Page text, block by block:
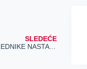
SLEDEĆE
BLOKADERI preobučeni u POLJOPRIVREDNIKE NASTAVLJAJU DA MALTRETIRAJU GRAĐANE! Saznajte ko su lažni paori-blokaderi!